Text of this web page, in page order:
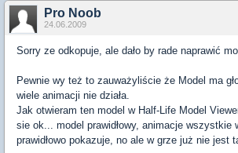
Pro Noob
24.06.2009
Sorry ze odkopuje, ale dało by rade naprawić
Pewnie wy też to zauważyliście że Model ma
wiele animacji nie działa.
Jak otwieram ten model w Half-Life Model
sie ok... model prawidłowy, animacje wszystkie
prawidłowo pokazuje, no ale w grze już nie jest